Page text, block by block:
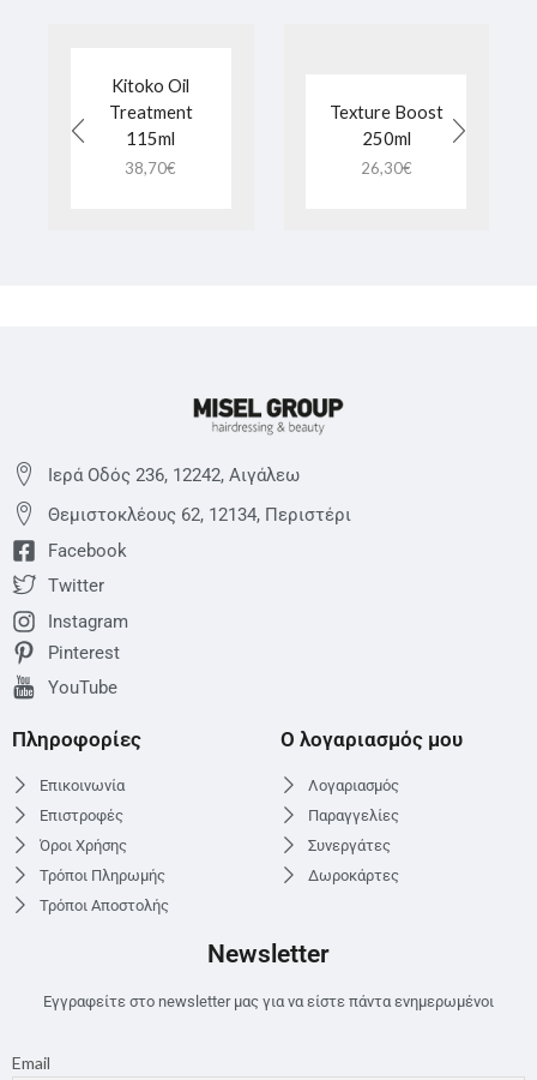
Kitoko Oil
Treatment
115ml
38,70€
Texture Boost
250ml
26,30€
Ιερά Οδός 236, 12242, Αιγάλεω
Θεμιστoκλέους 62, 12134, Περιστέρι
Facebook
Twitter
Instagram
Pinterest
YouTube
Πληροφορίες
Επικοινωνία
Επιστροφές
Όροι Χρήσης
Τρόποι Πληρωμής
Τρόποι Αποστολής
Ο λογαριασμός μου
Λογαριασμός
Παραγγελίες
Συνεργάτες
Δωροκάρτες
Newsletter
Εγγραφείτε στο newsletter μας για να είστε πάντα ενημερωμένοι
Email